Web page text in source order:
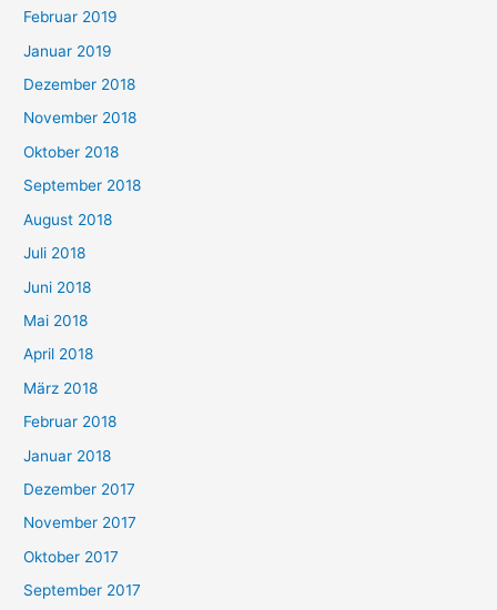
Februar 2019
Januar 2019
Dezember 2018
November 2018
Oktober 2018
September 2018
August 2018
Juli 2018
Juni 2018
Mai 2018
April 2018
März 2018
Februar 2018
Januar 2018
Dezember 2017
November 2017
Oktober 2017
September 2017